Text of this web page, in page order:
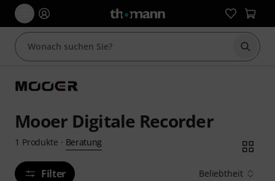
Suche
Mooer Digitale Recorder
1 Produkte · Beratung
Filter Beliebtheit